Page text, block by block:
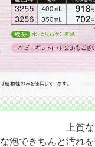
上質
泡できちんと汚れ